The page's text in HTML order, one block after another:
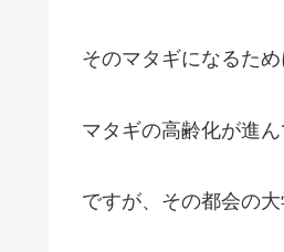
そのマタギになるた
マタギの高齢化が進
ですが、その都会の